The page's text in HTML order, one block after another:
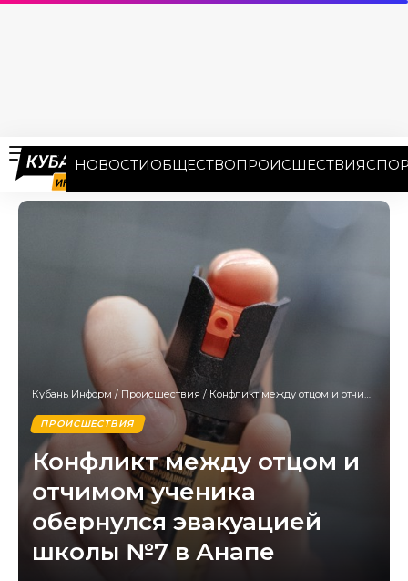
НОВОСТИОБЩЕСТВОПРОИСШЕСТВИЯ
Кубань Информ / Происшествия / Конфликт между отцом и отчимом ученика обернулся эвакуацией школы №7 в Анапе
ПРОИСШЕСТВИЯ
Конфликт между отцом и
отчимом ученика
обернулся эвакуацией
школы №7 в Анапе